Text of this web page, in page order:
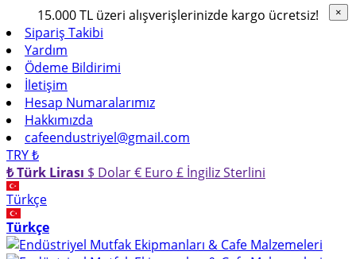
15.000 TL üzeri alışverişlerinizde kargo ücretsiz!
Sipariş Takibi
Yardım
Ödeme Bildirimi
İletişim
Hesap Numaralarımız
Hakkımızda
cafeendustriyel@gmail.com
TRY ₺
₺ Türk Lirası $ Dolar€ Euro £ İngiliz Sterlini
Türkçe
Türkçe
×
×